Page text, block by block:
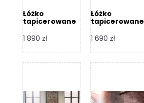
Łóżko
tapicerowane
Design
1 890 zł
Łóżko
tapicerowane
Design
1 690 zł